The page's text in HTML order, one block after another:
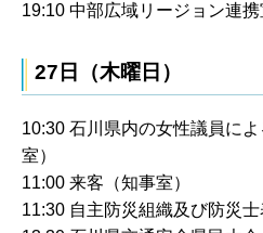
19:10 中部広域リージョン連携
27日（木曜日）
10:30 石川県内の女性議員に
室）
11:00 来客（知事室）
11:30 自主防災組織及び防災士